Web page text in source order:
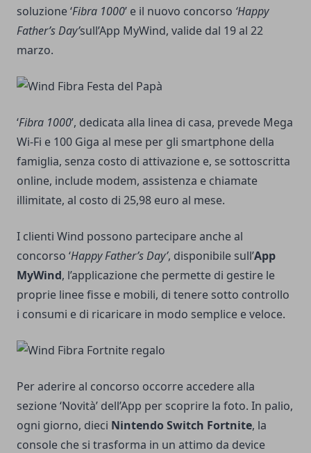
soluzione ‘Fibra 1000’ e il nuovo concorso ‘Happy
Father’s Day’sull’App MyWind, valide dal 19 al 22
marzo.
‘Fibra 1000’, dedicata alla linea di casa, prevede Mega
Wi-Fi e 100 Giga al mese per gli smartphone della
famiglia, senza costo di attivazione e, se sottoscritta
online, include modem, assistenza e chiamate
illimitate, al costo di 25,98 euro al mese.
I clienti Wind possono partecipare anche al
concorso ‘Happy Father’s Day’, disponibile sull’App
MyWind, l’applicazione che permette di gestire le
proprie linee fisse e mobili, di tenere sotto controllo
i consumi e di ricaricare in modo semplice e veloce.
Per aderire al concorso occorre accedere alla
sezione ‘Novità’ dell’App per scoprire la foto. In palio,
ogni giorno, dieci Nintendo Switch Fortnite, la
console che si trasforma in un attimo da device